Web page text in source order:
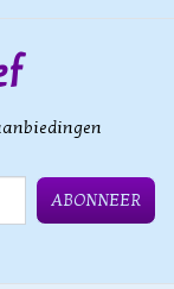
ABONNEER